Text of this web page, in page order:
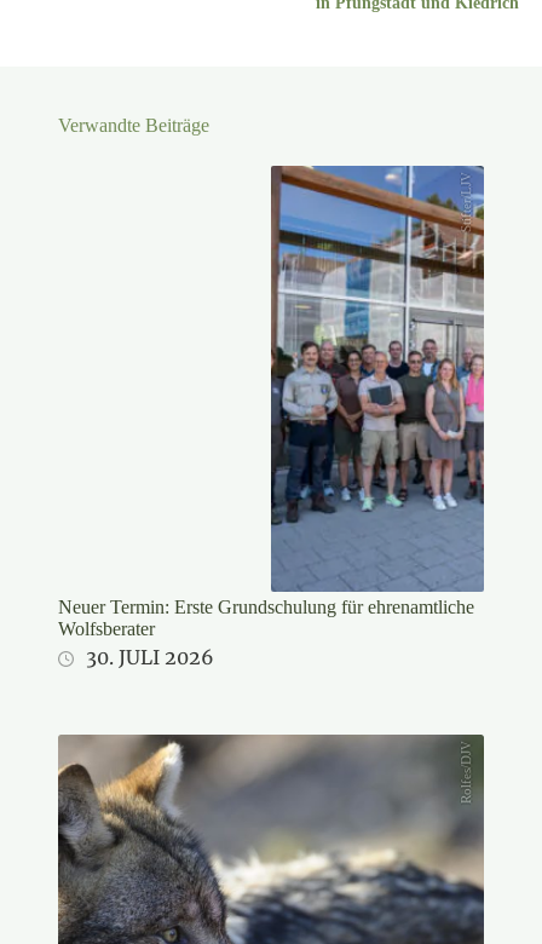
Verwandte Beiträge
Stifter/LJV
Neuer Termin: Erste Grundschulung für ehrenamtliche
Wolfsberater
30. JULI 2026
Rolfes/DJV